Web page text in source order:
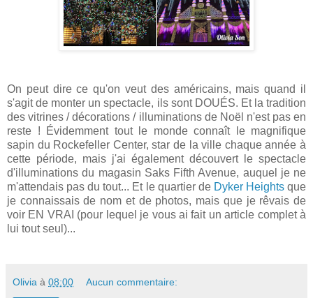
On peut dire ce qu'on veut des américains, mais quand il
s'agit de monter un spectacle, ils sont DOUÉS. Et la tradition
des vitrines / décorations / illuminations de Noël n'est pas en
reste ! Évidemment tout le monde connaît le magnifique
sapin du Rockefeller Center, star de la ville chaque année à
cette période, mais j'ai également découvert le spectacle
d'illuminations du magasin Saks Fifth Avenue, auquel je ne
m'attendais pas du tout... Et le quartier de Dyker Heightsque
je connaissais de nom et de photos, mais que je rêvais de
voir EN VRAI (pour lequel je vous ai fait un article complet à
lui tout seul)...
Olivia à 08:00 Aucun commentaire: